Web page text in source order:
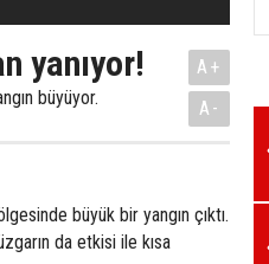
yanıyor!
büyüyor.
A+
A-
büyük bir yangın çıktı.
da etkisi ile kısa